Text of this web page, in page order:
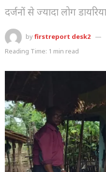
दर्जनों से ज्यादा लोग
byfirstreport desk2
Reading Time: 1 min read